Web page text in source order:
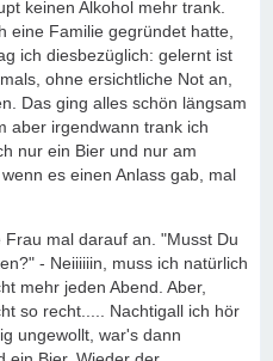
keinen Alkohol mehr trank.
eine Familie gegründet hatte,
ich diesbezüglich: gelernt ist
ohne ersichtliche Not an,
Das ging alles schön längsam
aber irgendwann trank ich
nur ein Bier und nur am
es einen Anlass gab, mal
mal darauf an. "Musst Du
- Neiiiiiin, muss ich natürlich
mehr jeden Abend. Aber,
so recht..... Nachtigall ich hör
ungewollt, war's dann